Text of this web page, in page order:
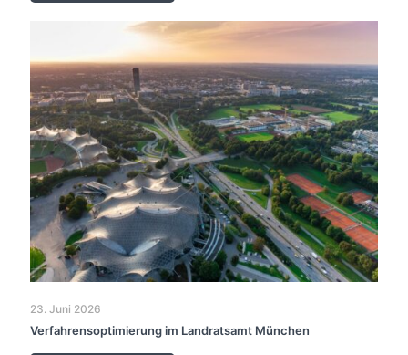
23. Juni 2026
Verfahrensoptimierung im Landratsamt München